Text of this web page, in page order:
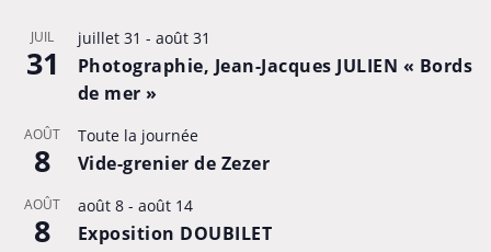
JUIL
31
juillet 31 - août 31
Photographie, Jean-Jacques JULIEN « Bords
de mer »
AOÛT
8
Toute la journée
Vide-grenier de Zezer
AOÛT
8
août 8- août 14
Exposition DOUBILET